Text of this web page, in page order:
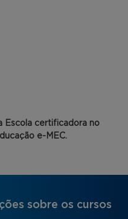
Escola certificadora no
e-MEC.
sobre os cursos